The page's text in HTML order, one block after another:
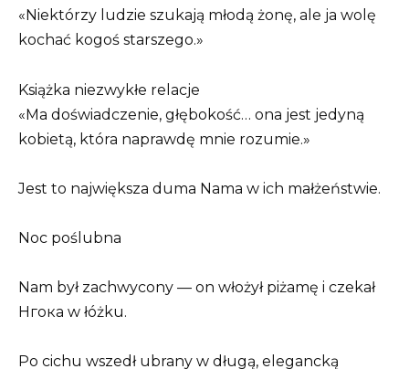
«Niektórzy ludzie szukają młodą żonę, ale ja wolę
kochać kogoś starszego.»
Książka niezwykłe relacje
«Ma doświadczenie, głębokość… ona jest jedyną
kobietą, która naprawdę mnie rozumie.»
Jest to największa duma Nama w ich małżeństwie.
Noc poślubna
Nam był zachwycony — on włożył piżamę i czekał
Нгока w łóżku.
Po cichu wszedł ubrany w długą, elegancką